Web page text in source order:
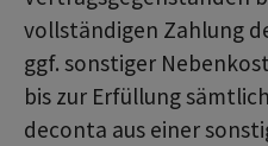
vollständigen Zahlung
ggf. sonstiger
bis zur Erfüllung
deconta aus einer